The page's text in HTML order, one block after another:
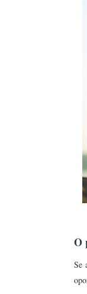
O
Se